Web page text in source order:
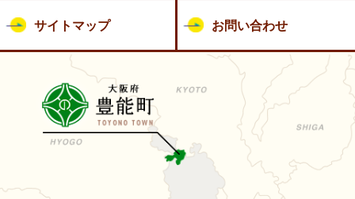
サイトマップ お問い合わせ